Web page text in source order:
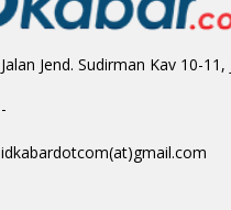
Jalan Jend. Sudirman Kav 10-
-
idkabardotcom(at)gmail.com